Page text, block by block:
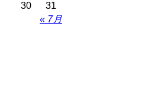
« 7月
30
31